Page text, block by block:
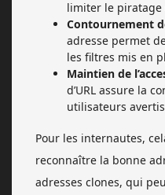
limiter le piratage
Contournement
adresse permet
les filtres mis en
Maintien de
d’URL assure la
utilisateurs
Pour les internautes,
reconnaître la bonne
adresses clones, qui